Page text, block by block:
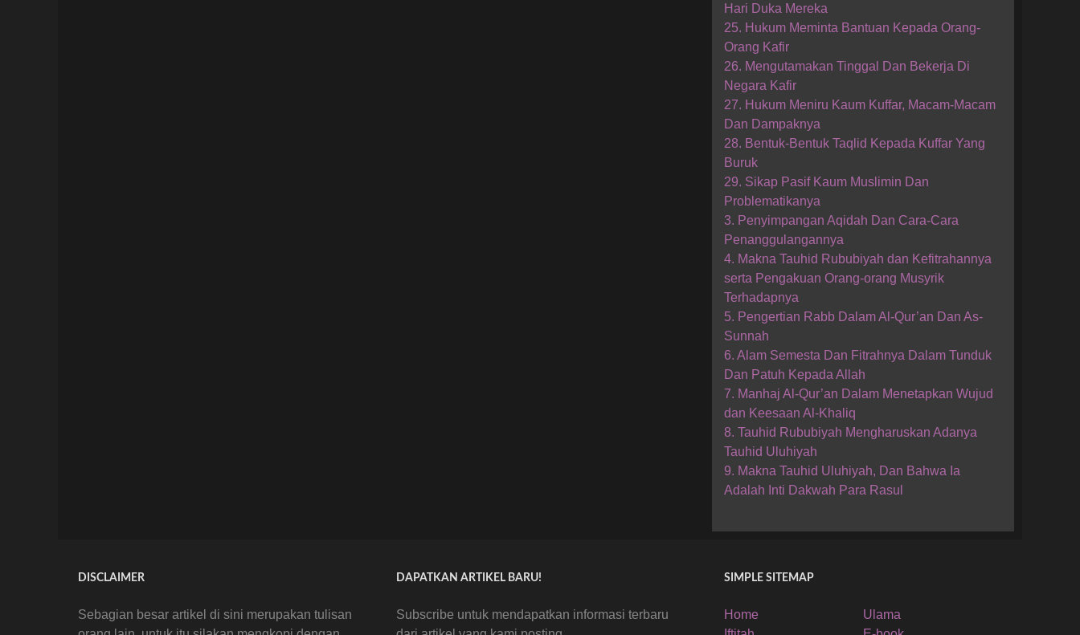
Hari Duka Mereka
25. Hukum Meminta Bantuan Kepada Orang-
Orang Kafir
26. Mengutamakan Tinggal Dan Bekerja Di
Negara Kafir
27. Hukum Meniru Kaum Kuffar, Macam-Macam
Dan Dampaknya
28. Bentuk-Bentuk Taqlid Kepada Kuffar Yang
Buruk
29. Sikap Pasif Kaum Muslimin Dan
Problematikanya
3. Penyimpangan Aqidah Dan Cara-Cara
Penanggulangannya
4. Makna Tauhid Rububiyah dan Kefitrahannya
serta Pengakuan Orang-orang Musyrik
Terhadapnya
5. Pengertian Rabb Dalam Al-Qur’an Dan As-
Sunnah
6. Alam Semesta Dan Fitrahnya Dalam Tunduk
Dan Patuh Kepada Allah
7. Manhaj Al-Qur’an Dalam Menetapkan Wujud
dan Keesaan Al-Khaliq
8. Tauhid Rububiyah Mengharuskan Adanya
Tauhid Uluhiyah
9. Makna Tauhid Uluhiyah, Dan Bahwa Ia
Adalah Inti Dakwah Para Rasul
DISCLAIMER
Sebagian besar artikel di sini merupakan tulisan
DAPATKAN ARTIKEL BARU!
Subscribe untuk mendapatkan informasi terbaru
SIMPLE SITEMAP
Home
Ulama